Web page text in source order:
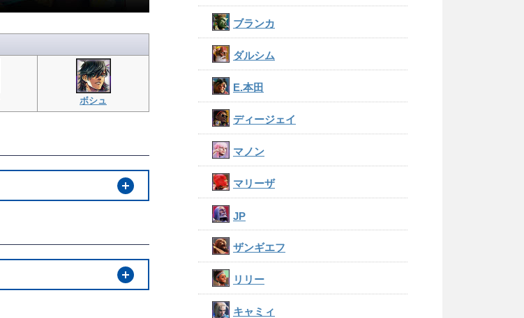
ボシュ
ブランカ
ダルシム
E.本田
ディージェイ
マノン
マリーザ
JP
ザンギエフ
リリー
キャミィ